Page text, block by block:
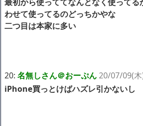
わせて使ってるのどっちかやな
二つ目は本家に多い
20: 名無しさん＠おーぷん20/07/09(木
iPhone買っとけばハズレ引かないし